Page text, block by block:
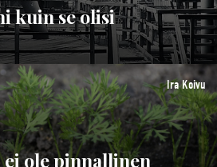
kuin se olisi
Ira Koivu
ei ole pinnallinen